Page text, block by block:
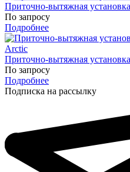
Приточно-вытяжная
По запросу
Подробнее
Приточно-вытяжная
По запросу
Подробнее
Подписка на рассылку